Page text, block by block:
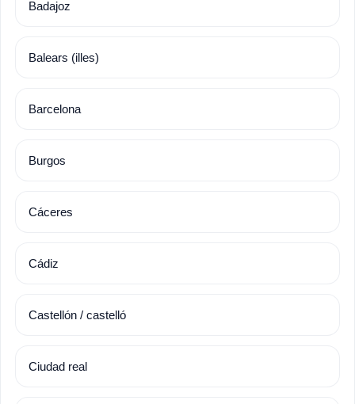
Badajoz
Balears (illes)
Barcelona
Burgos
Cáceres
Cádiz
Castellón / castelló
Ciudad real